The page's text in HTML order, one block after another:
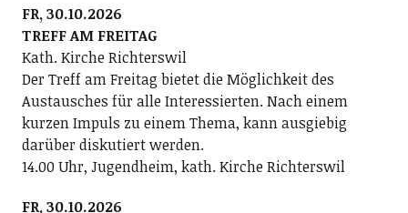
FR, 30.10.2026
TREFF AM FREITAG
Kath. Kirche Richterswil
Der Treff am Freitag bietet die Möglichkeit des
Austausches für alle Interessierten. Nach einem
kurzen Impuls zu einem Thema, kann ausgiebig
darüber diskutiert werden.
14.00 Uhr, Jugendheim, kath. Kirche Richterswil
FR, 30.10.2026